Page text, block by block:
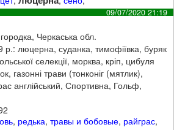
09/07/2020 21:19
Черкаська обл.
р.: люцерна, суданка, тимофіївка, буряк
селекції, морква, кріп, цибуля
газонні трави (тонконіг (мятлик),
англійський, Спортивна, Гольф,
, редька,травы и бобовые, райграс,